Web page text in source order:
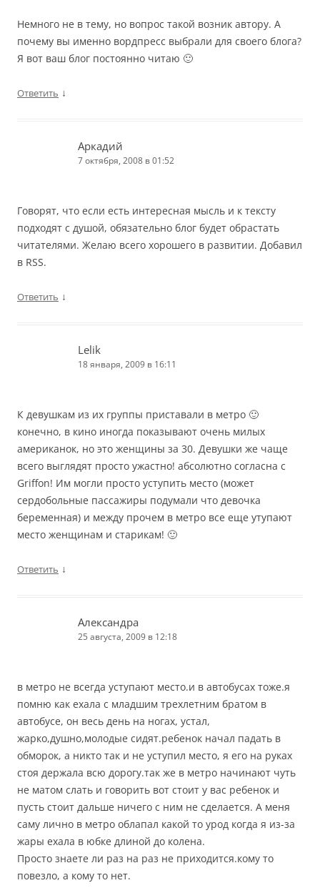
Немного не в тему, но вопрос такой возник автору. А
почему вы именно вордпресс выбрали для своего блога?
Я вот ваш блог постоянно читаю 🙂
Ответить ↓
Аркадий
7 октября, 2008 в 01:52
Говорят, что если есть интересная мысль и к тексту
подходят с душой, обязательно блог будет обрастать
читателями. Желаю всего хорошего в развитии. Добавил
в RSS.
Ответить ↓
Lelik
18 января, 2009 в 16:11
К девушкам из их группы приставали в метро 🙂
конечно, в кино иногда показывают очень милых
американок, но это женщины за 30. Девушки же чаще
всего выглядят просто ужастно! абсолютно согласна с
Griffon! Им могли просто уступить место (может
сердобольные пассажиры подумали что девочка
беременная) и между прочем в метро все еще утупают
место женщинам и старикам! 🙂
Ответить ↓
Александра
25 августа, 2009 в 12:18
в метро не всегда уступают место.и в автобусах тоже.я
помню как ехала с младшим трехлетним братом в
автобусе, он весь день на ногах, устал,
жарко,душно,молодые сидят.ребенок начал падать в
обморок, а никто так и не уступил место, я его на руках
стоя держала всю дорогу.так же в метро начинают чуть
не матом слать и говорить вот стоит у вас ребенок и
пусть стоит дальше ничего с ним не сделается. А меня
саму лично в метро облапал какой то урод когда я из-за
жары ехала в юбке длиной до колена.
Просто знаете ли раз на раз не приходится.кому то
повезло, а кому то нет.